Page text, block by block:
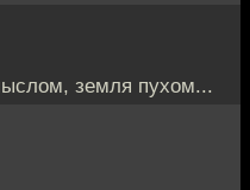
земля пухом...